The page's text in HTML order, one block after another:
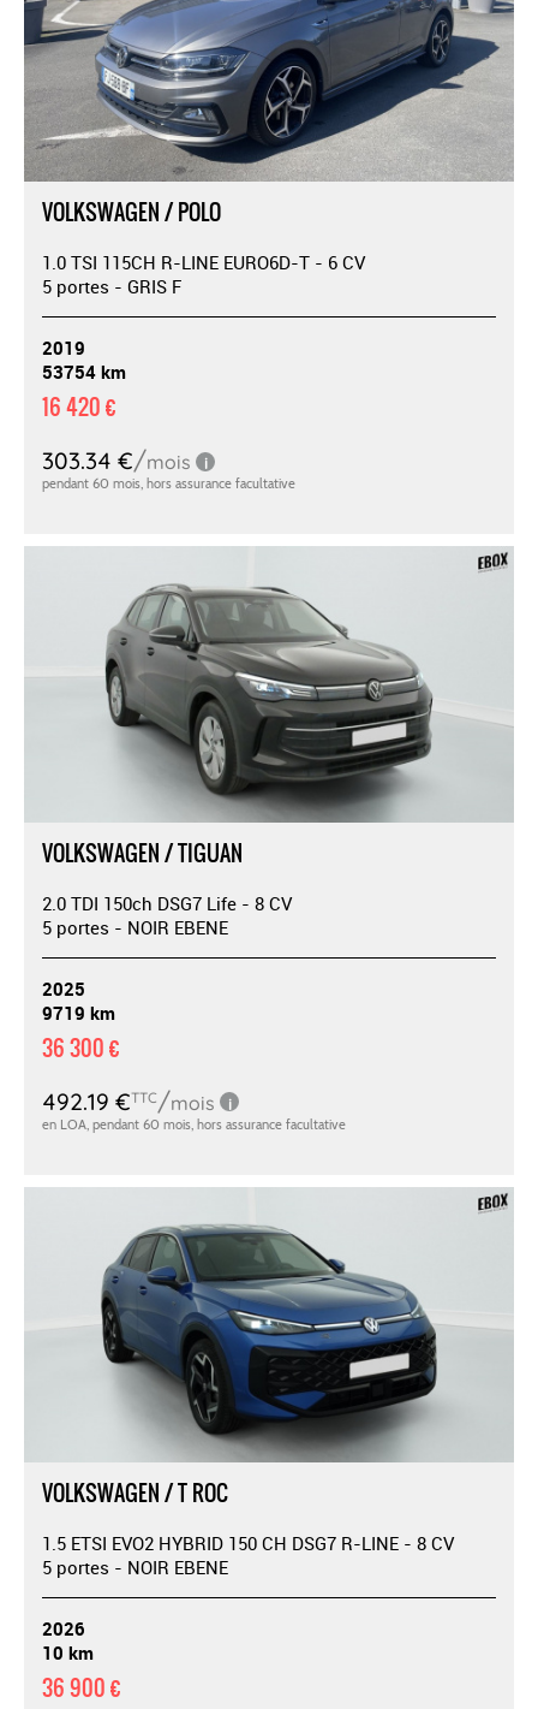
VOLKSWAGEN / POLO
1.0 TSI 115CH R-LINE EURO6D-T - 6 CV
5 portes - GRIS F
2019
53754 km
16 420 €
VOLKSWAGEN / TIGUAN
2.0 TDI 150ch DSG7 Life - 8 CV
5 portes - NOIR EBENE
2025
9719 km
36 300 €
VOLKSWAGEN / T ROC
1.5 ETSI EVO2 HYBRID 150 CH DSG7 R-LINE - 8 CV
5 portes - NOIR EBENE
2026
10 km
36 900 €